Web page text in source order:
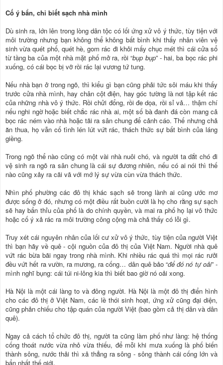
Cố ý bẩn, chỉ biết sạch nhà mình
Dù sinh ra, lớn lên trong lòng dân tộc có lối ứng xử vô ý thức, tùy tiện với
môi trường nhưng bạn không thể không bất bình khi thấy nhân viên vệ
sinh vừa quét phố, quét hè, gom rác đi khỏi mấy chục mét thì cái cửa sổ
từ tầng ba của một nhà mặt phố mở ra, rồi “bụp bụp” - hai, ba bọc rác phi
xuống, có cái bọc bị vỡ rồi rác lại vương tứ tung.
Nếu nhà bạn ở trong ngõ, thì kiểu gì bạn cũng phải tức sôi máu khi thấy
trước cửa nhà mình, hay chân cột điện, hay góc tường là nơi tập kết rác
của những nhà vô ý thức. Rồi chửi đổng, rồi đe dọa, rồi sỉ vả… thậm chí
nếu nghi ngờ hoặc biết chắc rác nhà ai, một số bà đanh đá còn mang cả
bọc rác ném vào nhà hoặc tãi ra sân chung để cảnh cáo. Thế nhưng chả
ăn thua, họ vẫn cố tình lén lút vứt rác, thách thức sự bất bình của láng
giềng.
Trong ngõ thể nào cũng có một vài nhà nuôi chó, và người ta dắt chó đi
vệ sinh ra ngõ ra sân chung là cái sự đương nhiên, nếu có ai nói thì thế
nào cũng xảy ra cãi vã với mớ lý sự vừa cùn vừa thách thức.
Nhìn phố phường các đô thị khác sạch sẽ trong lành ai cũng ước mơ
được sống ở đó, nhưng có một điều rất buồn cười là họ cho rằng sự sạch
sẽ hay bẩn thỉu của phố là do chính quyền, và mai ra phố họ lại vô thức
hoặc cố ý xả rác ra môi trường công cộng mà chả thấy có lỗi gì.
Truy xét cái nguyên nhân của lối cư xử vô ý thức, tùy tiện của người Việt
thì bạn hãy về quê - cội nguồn của đô thị của Việt Nam. Người nhà quê
vứt rác bừa bãi ngay trong nhà mình. Khi nhiều rác quá thì mọi rác rưởi
đều vứt hết ra vườn, ra mương, ra cống… dân quê bảo “để đó nó tự oải” -
mình nghĩ bụng: cái túi ni-lông kia thì biết bao giờ nó oải xong.
Hà Nội là một cái làng to và đông người. Hà Nội là một đô thị điển hình
cho các đô thị ở Việt Nam, các lề thói sinh hoạt, ứng xử cũng đại diện,
cũng phản chiếu cho tập quán của người Việt (bao gồm cả thị dân và dân
quê).
Ngay cả cách tổ chức đô thị, người ta cũng làm phố như làng: hệ thống
cống thoát nước vừa nhỏ vừa thiếu, để mỗi khi mưa xuống là phố biến
thành sông, nước thải thì xả thẳng ra sông - sông thành cái cống lớn và
bẩn nhất thế giới.